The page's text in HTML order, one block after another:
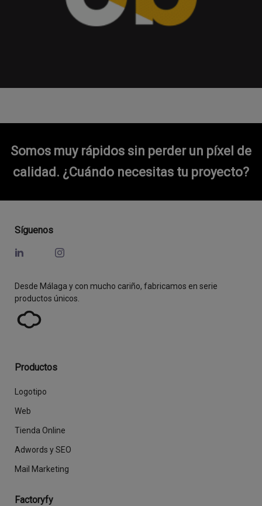
Somos muy rápidos sin perder un píxel de
calidad. ¿Cuándo necesitas tu proyecto?
Síguenos
Desde Málaga y con mucho cariño, fabricamos en serie
productos únicos.
Productos
Logotipo
Web
Tienda Online
Adwords y SEO
Mail Marketing
Factoryfy